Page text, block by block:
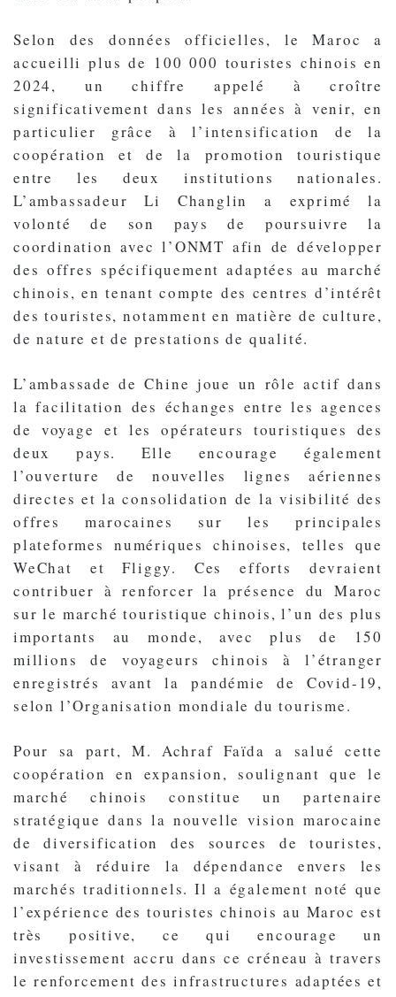
Selon des données officielles, le Maroc a
accueilli plus de 100 000 touristes chinois en
2024, un chiffre appelé à croître
significativement dans les années à venir, en
particulier grâce à l’intensification de la
coopération et de la promotion touristique
entre les deux institutions nationales.
L’ambassadeur Li Changlin a exprimé la
volonté de son pays de poursuivre la
coordination avec l’ONMT afin de développer
des offres spécifiquement adaptées au marché
chinois, en tenant compte des centres d’intérêt
des touristes, notamment en matière de culture,
de nature et de prestations de qualité.
L’ambassade de Chine joue un rôle actif dans
la facilitation des échanges entre les agences
de voyage et les opérateurs touristiques des
deux pays. Elle encourage également
l’ouverture de nouvelles lignes aériennes
directes et la consolidation de la visibilité des
offres marocaines sur les principales
plateformes numériques chinoises, telles que
WeChat et Fliggy. Ces efforts devraient
contribuer à renforcer la présence du Maroc
sur le marché touristique chinois, l’un des plus
importants au monde, avec plus de 150
millions de voyageurs chinois à l’étranger
enregistrés avant la pandémie de Covid-19,
selon l’Organisation mondiale du tourisme.
Pour sa part, M. Achraf Faïda a salué cette
coopération en expansion, soulignant que le
marché chinois constitue un partenaire
stratégique dans la nouvelle vision marocaine
de diversification des sources de touristes,
visant à réduire la dépendance envers les
marchés traditionnels. Il a également noté que
l’expérience des touristes chinois au Maroc est
très positive, ce qui encourage un
investissement accru dans ce créneau à travers
le renforcement des infrastructures adaptées et